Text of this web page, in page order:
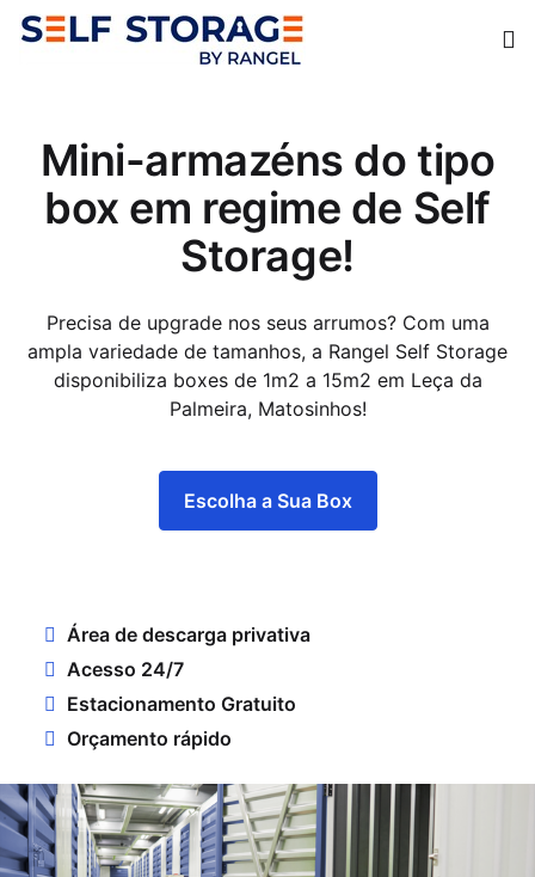
Mini-armazéns do tipo
box em regime de Self
Storage!
Precisa de upgrade nos seus arrumos? Com uma
ampla variedade de tamanhos, a Rangel Self Storage
disponibiliza boxes de 1m2 a 15m2 em Leça da
Palmeira, Matosinhos!
Escolha a Sua Box
Área de descarga privativa
Acesso 24/7
Estacionamento Gratuito
Orçamento rápido